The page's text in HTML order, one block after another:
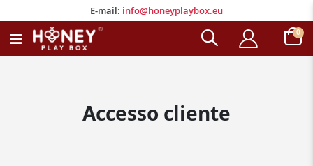
E-mail: info@honeyplaybox.eu
E-mail:
info@honeyplaybox.eu
Toggle
Carrello
0
Accesso cliente